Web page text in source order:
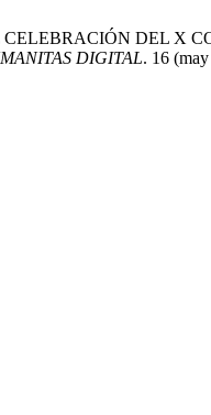
CELEBRACIÓN DEL X
DIGITAL. 16